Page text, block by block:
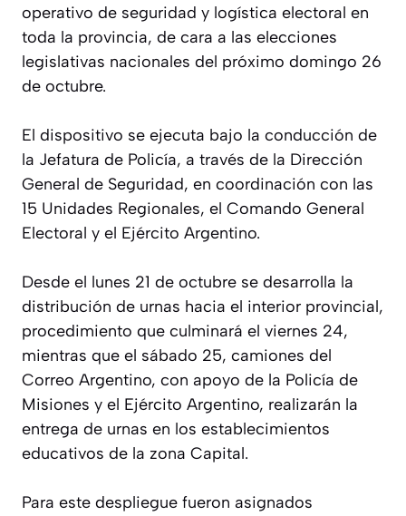
operativo de seguridad y logística electoral en
toda la provincia, de cara a las elecciones
legislativas nacionales del próximo domingo 26
de octubre.
El dispositivo se ejecuta bajo la conducción de
la Jefatura de Policía, a través de la Dirección
General de Seguridad, en coordinación con las
15 Unidades Regionales, el Comando General
Electoral y el Ejército Argentino.
Desde el lunes 21 de octubre se desarrolla la
distribución de urnas hacia el interior provincial,
procedimiento que culminará el viernes 24,
mientras que el sábado 25, camiones del
Correo Argentino, con apoyo de la Policía de
Misiones y el Ejército Argentino, realizarán la
entrega de urnas en los establecimientos
educativos de la zona Capital.
Para este despliegue fueron asignados